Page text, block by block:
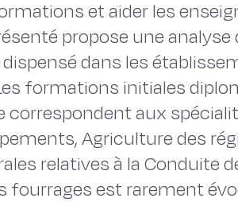
et aider les
propose une
dans les
formations initiales
correspondent aux
Agriculture des
relatives à la Conduite
fourrages est rarement